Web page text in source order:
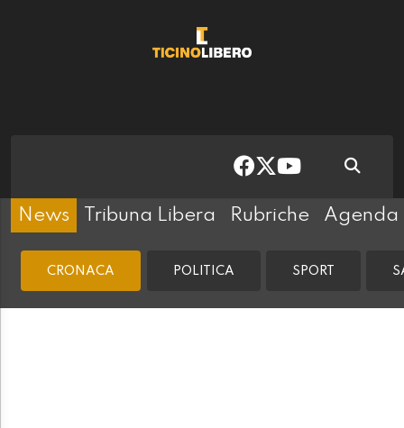
News Tribuna Libera Rubriche Agenda
CRONACA POLITICA SPORT